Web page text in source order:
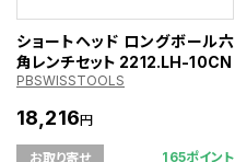
ショートヘッド ロングボール六
角レンチセット 2212.LH-10CN
PBSWISSTOOLS
18,216円
お取り寄せ 165ポイント